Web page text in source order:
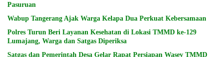
Pasuruan
Wabup Tangerang Ajak Warga Kelapa Dua Perkuat Kebersamaan
Polres Turun Beri Layanan Kesehatan di Lokasi TMMD ke-129
Lumajang, Warga dan Satgas Diperiksa
Satgas dan Pemerintah Desa Gelar Rapat Persiapan Wasev TMMD